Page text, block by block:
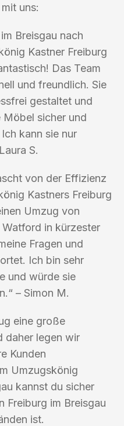
uns:
Breisgau nach
Kastner Freiburg
Das Team
und freundlich. Sie
gestaltet und
sicher und
kann sie nur
S.
von der Effizienz
Kastners Freiburg
Umzug von
Watford in kürzester
Fragen und
Ich bin sehr
und würde sie
– Simon M.
eine große
daher legen wir
Kunden
Umzugskönig
kannst du sicher
Freiburg im Breisgau
ist.